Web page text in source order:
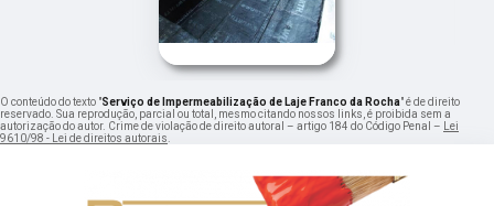
O conteúdo do texto "Serviço de Impermeabilização de Laje Franco da Rocha" é de direito
reservado. Sua reprodução, parcial ou total, mesmo citando nossos links, é proibida sem a
autorização do autor. Crime de violação de direito autoral – artigo 184 do Código Penal – Lei
9610/98 - Lei de direitos autorais.